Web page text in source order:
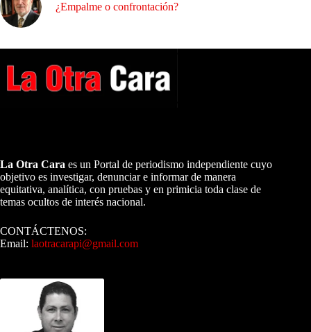
¿Empalme o confrontación?
La Otra Cara es un Portal de periodismo independiente cuyo
objetivo es investigar, denunciar e informar de manera
equitativa, analítica, con pruebas y en primicia toda clase de
temas ocultos de interés nacional.
CONTÁCTENOS:
Email: laotracarapi@gmail.com